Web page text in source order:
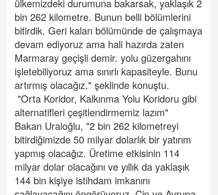
ülkemizdeki durumuna bakarsak, yaklaşık 2
bin 262 kilometre. Bunun belli bölümlerini
bitirdik. Geri kalan bölümünde de çalışmaya
devam ediyoruz ama hali hazırda zaten
Marmaray geçişli demir. yolu güzergahını
işletebiliyoruz ama sınırlı kapasiteyle. Bunu
artırmış olacağız." şeklinde konuştu.
"Orta Koridor, Kalkınma Yolu Koridoru gibi
alternatifleri çeşitlendirmemiz lazım"
Bakan Uraloğlu, "2 bin 262 kilometreyi
bitirdiğimizde 50 milyar dolarlık bir yatırım
yapmış olacağız. Üretime etkisinin 114
milyar dolar olacağını ve yıllık da yaklaşık
144 bin kişiye istihdam imkanını